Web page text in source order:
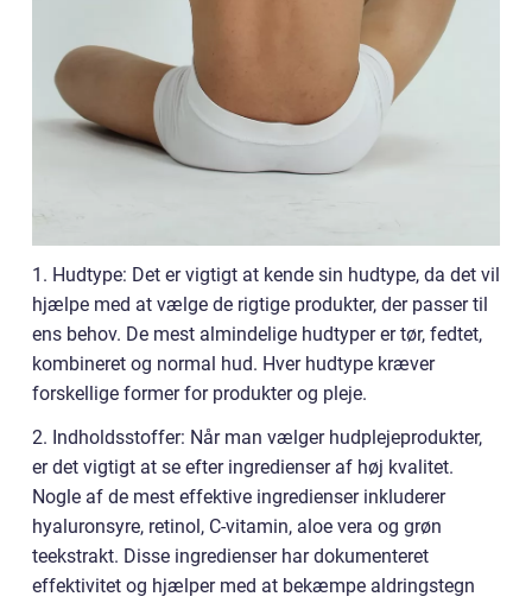
1. Hudtype: Det er vigtigt at kende sin hudtype, da det vil
hjælpe med at vælge de rigtige produkter, der passer til
ens behov. De mest almindelige hudtyper er tør, fedtet,
kombineret og normal hud. Hver hudtype kræver
forskellige former for produkter og pleje.
2. Indholdsstoffer: Når man vælger hudplejeprodukter,
er det vigtigt at se efter ingredienser af høj kvalitet.
Nogle af de mest effektive ingredienser inkluderer
hyaluronsyre, retinol, C-vitamin, aloe vera og grøn
teekstrakt. Disse ingredienser har dokumenteret
effektivitet og hjælper med at bekæmpe aldringstegn